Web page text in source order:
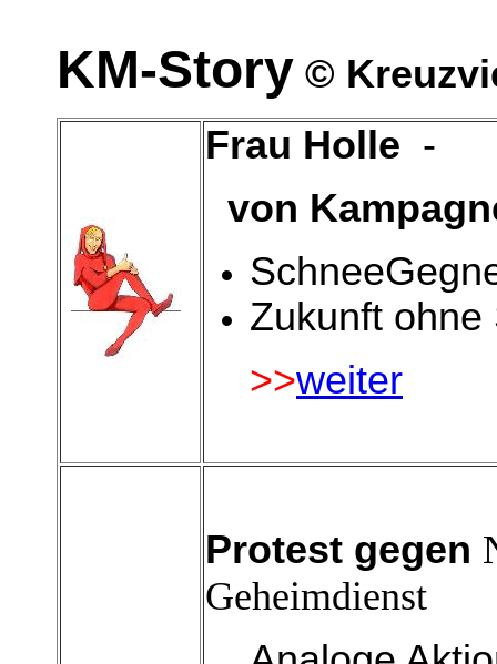
KM-Story ©
Frau Holle -
von
Zukunft ohne
>>weiter
Protest gegen
Geheimdienst